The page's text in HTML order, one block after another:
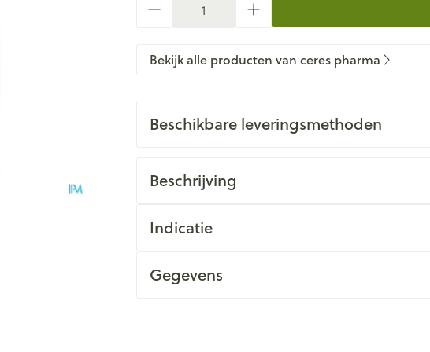
Bekijk alle producten van ceres pharma
Beschikbare leveringsmethoden
Beschrijving
Indicatie
Gegevens